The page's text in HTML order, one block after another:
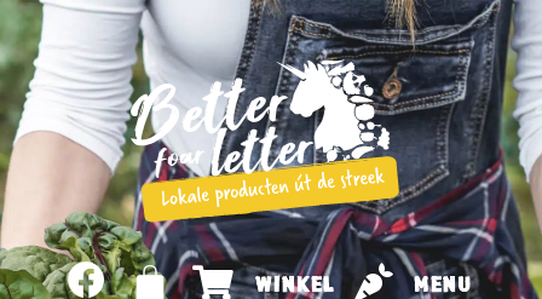
WINKEL MENU